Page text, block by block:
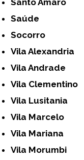
Saúde
Socorro
Vila Alexandria
Vila Andrade
Vila Clementino
Vila Lusitania
Vila Marcelo
Vila Mariana
Vila Morumbi